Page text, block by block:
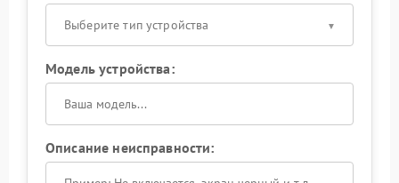
Выберите тип устройства
Модель устройства:
Описание неисправности: